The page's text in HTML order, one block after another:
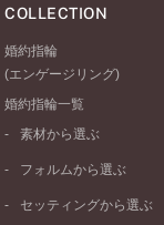
COLLECTION
婚約指輪
(エンゲージリング)
婚約指輪一覧
素材から選ぶ
プラチナ
ピンクゴールド
フォルムから選ぶ
ストレートライン
セッティングから選ぶ